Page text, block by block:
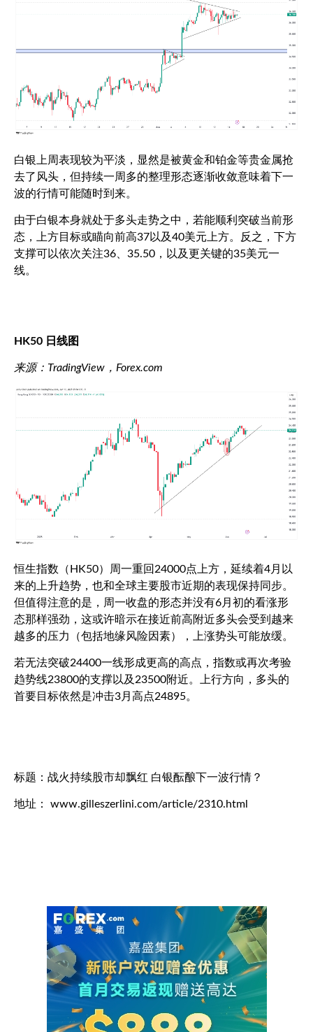
白银上周表现较为平淡，显然是被黄金和铂金等贵金属抢
去了风头，但持续一周多的整理形态逐渐收敛意味着下一
波的行情可能随时到来。
由于白银本身就处于多头走势之中，若能顺利突破当前形
态，上方目标或瞄向前高37以及40美元上方。反之，下方
支撑可以依次关注36 35.50 ，以及更关键的35美元一
线。
HK50 日线图
来源： TradingView ， Forex.com
恒生指数（ HK50）周一重回 24000点上方，延续着4月以
来的上升趋势，也和全球主要股市近期的表现保持同步。
但值得注意的是，周一收盘的形态并没有6月初的看涨形
态那样强劲，这或许暗示在接近前高附近多头会受到越来
越多的压力（包括地缘风险因素），上涨势头可能放缓。
若无法突破24400一线形成更高的高点，指数或再次考验
趋势线23800的支撑以及23500附近。上行方向，多头的
首要目标依然是冲击3月高点24895。
标题：战火持续股市却飘红 白银酝酿下一波行情？
地址： www.gilleszerlini.com/article/2310.html